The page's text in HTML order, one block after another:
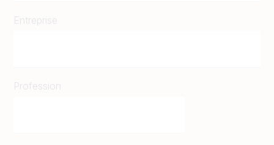
Entreprise
Profession